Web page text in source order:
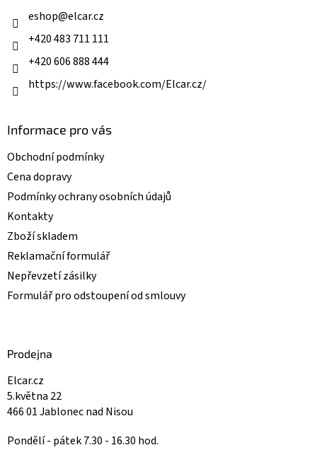
v
eshop@elcar.cz
+420 483 711 111
+420 606 888 444
https://www.facebook.com/Elcar.cz/
Informace pro vás
Obchodní podmínky
Cena dopravy
Podmínky ochrany osobních údajů
Kontakty
Zboží skladem
Reklamační formulář
Nepřevzetí zásilky
Formulář pro odstoupení od smlouvy
Prodejna
Elcar.cz
5.května 22
466 01 Jablonec nad Nisou
Pondělí - pátek 7.30 - 16.30 hod.